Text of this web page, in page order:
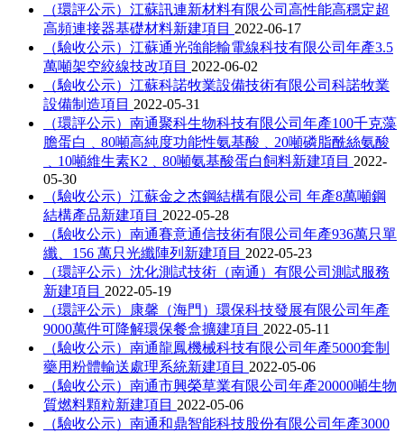
（環評公示）江蘇訊連新材料有限公司高性能高穩定超
高頻連接器基礎材料新建項目 2022-06-17
（驗收公示）江蘇通光強能輸電線科技有限公司年產3.5
萬噸架空絞線技改項目 2022-06-02
（驗收公示）江蘇科諾牧業設備技術有限公司科諾牧業
設備制造項目 2022-05-31
（環評公示）南通聚科生物科技有限公司年產100千克藻
膽蛋白﹑80噸高純度功能性氨基酸﹑20噸磷脂酰絲氨酸
﹑10噸維生素K2﹑80噸氨基酸蛋白飼料新建項目 2022-
05-30
（驗收公示）江蘇金之杰鋼結構有限公司 年產8萬噸鋼
結構產品新建項目 2022-05-28
（驗收公示）南通賽意通信技術有限公司年產936萬只單
纖、156 萬只光纖陣列新建項目 2022-05-23
（環評公示）沈化測試技術（南通）有限公司測試服務
新建項目 2022-05-19
（環評公示）康馨（海門）環保科技發展有限公司年產
9000萬件可降解環保餐盒擴建項目 2022-05-11
（驗收公示）南通龍鳳機械科技有限公司年產5000套制
藥用粉體輸送處理系統新建項目 2022-05-06
（驗收公示）南通市興榮草業有限公司年產20000噸生物
質燃料顆粒新建項目 2022-05-06
（驗收公示）南通和鼎智能科技股份有限公司年產3000